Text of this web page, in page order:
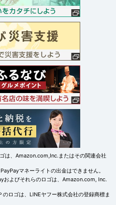
は、Amazon.com,Inc.またはその関連会社
マネーライトの出金はできません。
よびそれらのロゴは、Amazon.com, Inc.
ロゴは、LINEヤフー株式会社の登録商標ま